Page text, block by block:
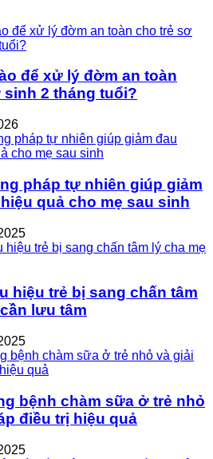
để xử lý đờm an toàn
2 tháng tuổi?
pháp tự nhiên giúp giảm
quả cho mẹ sau sinh
hiệu trẻ bị sang chấn tâm
lưu tâm
bệnh chàm sữa ở trẻ nhỏ
điều trị hiệu quả